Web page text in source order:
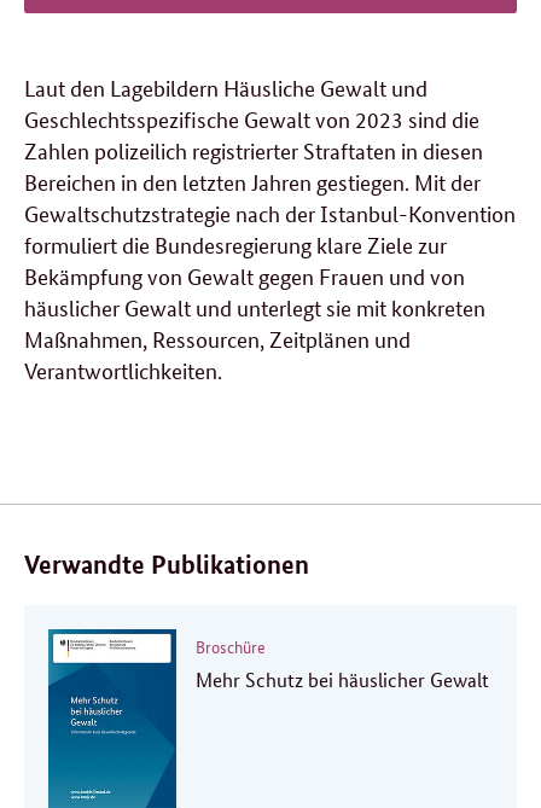
Laut den Lagebildern Häusliche Gewalt und
Geschlechtsspezifische Gewalt von 2023 sind die
Zahlen polizeilich registrierter Straftaten in diesen
Bereichen in den letzten Jahren gestiegen. Mit der
Gewaltschutzstrategie nach der Istanbul-Konvention
formuliert die Bundesregierung klare Ziele zur
Bekämpfung von Gewalt gegen Frauen und von
häuslicher Gewalt und unterlegt sie mit konkreten
Maßnahmen, Ressourcen, Zeitplänen und
Verantwortlichkeiten.
Verwandte Publikationen
Broschüre
Mehr Schutz bei häuslicher Gewalt